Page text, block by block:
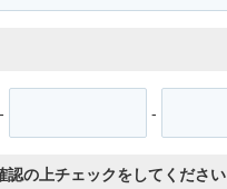
- -
認の上チェックをしてください